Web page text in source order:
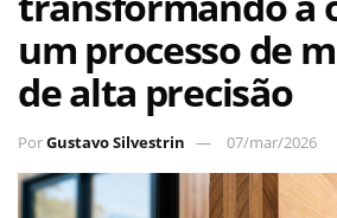
um processo de
de alta precisão
PorGustavo Silvestrin 07/mar/2026